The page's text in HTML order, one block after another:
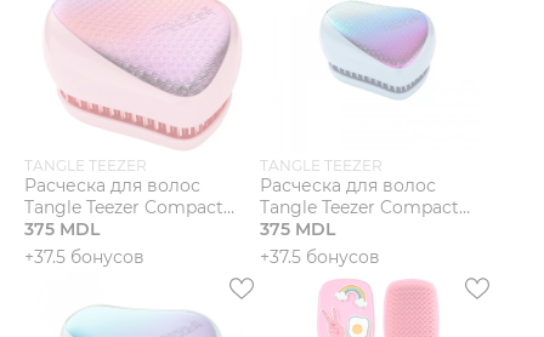
TANGLE TEEZER
Расческа для волос
Tangle Teezer Compact
Styler Sunset Pink Textured
375 MDL
+37.5 бонусов
TANGLE TEEZER
Расческа для волос
Tangle Teezer Compact
Styler Sundowner Textured
375 MDL
+37.5 бонусов